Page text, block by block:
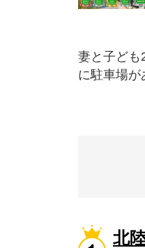
妻と子ども
に駐車場が
北